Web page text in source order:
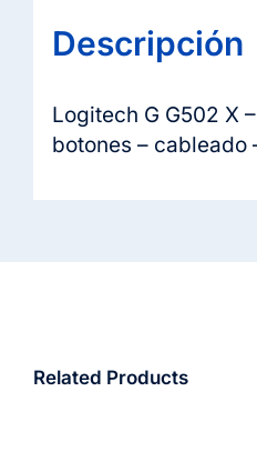
cantidad
Descripción
Logitech G G502 X
botones – cableado
Related Products